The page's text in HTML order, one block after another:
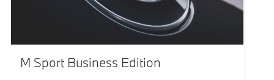
M Sport Business Edition